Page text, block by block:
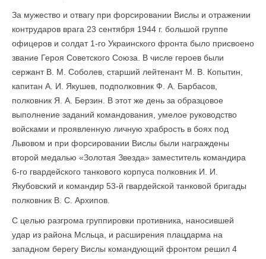
За мужество и отвагу при форсировании Вислы и отражении
контрударов врага 23 сентября 1944 г. большой группе
офицеров и солдат 1-го Украинского фронта было присвоено
звание Героя Советского Союза. В числе героев были
сержант В. М. Соболев, старший лейтенант М. В. Копытин,
капитан А. И. Якушев, подполковник Ф. А. Барбасов,
полковник Я. А. Берзин. В этот же день за образцовое
выполнение заданий командования, умелое руководство
войсками и проявленную личную храбрость в боях под
Львовом и при форсировании Вислы были награждены
второй медалью «Золотая Звезда» заместитель командира
6-го гвардейского танкового корпуса полковник И. И.
Якубовский и командир 53-й гвардейской танковой бригады
полковник В. С. Архипов.
С целью разгрома группировки противника, наносившей
удар из района Мсльца, и расширения плацдарма на
западном берегу Вислы командующий фронтом решил 4